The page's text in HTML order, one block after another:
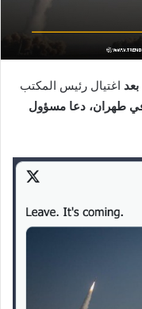
اغتيال رئيس المكتب
طهران، دعا مسؤول